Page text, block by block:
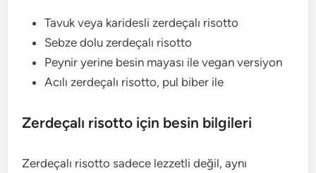
Tavuk veya karidesli zerdeçalı risotto
Sebze dolu zerdeçalı risotto
Peynir yerine besin mayası ile vegan versiyon
Acılı zerdeçalı risotto, pul biber ile
Zerdeçalı risotto için besin bilgileri
Zerdeçalı risotto sadece lezzetli değil, aynı